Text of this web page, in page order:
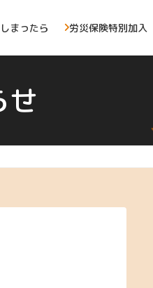
まったら 労災保険特別加入
せ